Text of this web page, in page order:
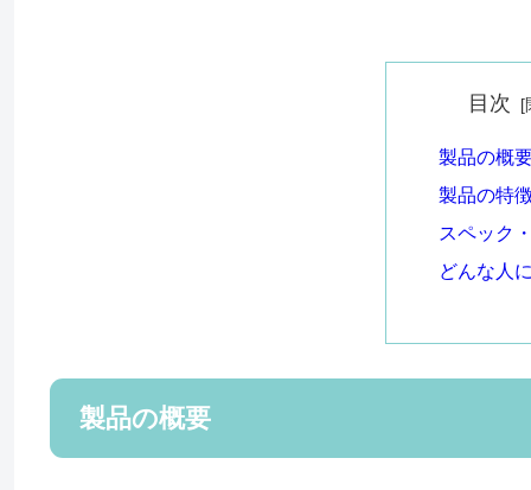
目次
製品の概
製品の特
スペック
どんな人
製品の概要